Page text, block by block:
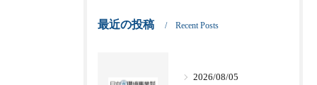
最近の投稿 Recent Posts
2026/08/05